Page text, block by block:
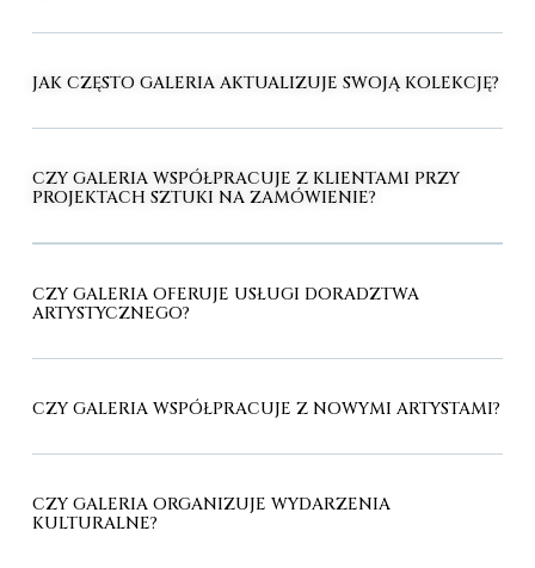
JAK CZĘSTO GALERIA AKTUALIZUJE SWOJĄ KOLEKCJĘ?
CZY GALERIA WSPÓŁPRACUJE Z KLIENTAMI PRZY
PROJEKTACH SZTUKI NA ZAMÓWIENIE?
CZY GALERIA OFERUJE USŁUGI DORADZTWA
ARTYSTYCZNEGO?
CZY GALERIA WSPÓŁPRACUJE Z NOWYMI ARTYSTAMI?
CZY GALERIA ORGANIZUJE WYDARZENIA
KULTURALNE?